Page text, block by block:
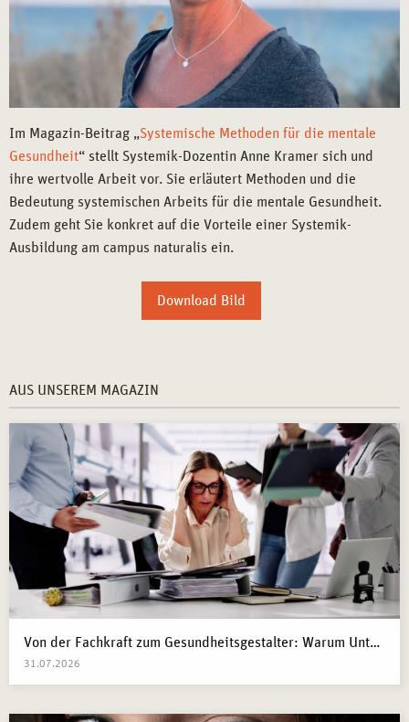
Im Magazin-Beitrag „Systemische Methoden für die mentale
Gesundheit“ stellt Systemik-Dozentin Anne Kramer sich und
ihre wertvolle Arbeit vor. Sie erläutert Methoden und die
Bedeutung systemischen Arbeits für die mentale Gesundheit.
Zudem geht Sie konkret auf die Vorteile einer Systemik-
Ausbildung am campus naturalis ein.
Download Bild
AUS UNSEREM MAGAZIN
Von der Fachkraft zum Gesundheitsgestalter: Warum Unternehmen 2026 Business Health Coaches brauchen
31.07.2026